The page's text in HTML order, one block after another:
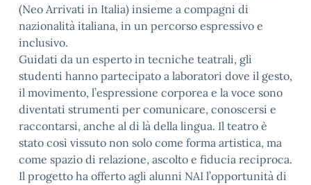
(Neo Arrivati in Italia) insieme a compagni di
nazionalità italiana, in un percorso espressivo e
inclusivo.
Guidati da un esperto in tecniche teatrali, gli
studenti hanno partecipato a laboratori dove il gesto,
il movimento, l’espressione corporea e la voce sono
diventati strumenti per comunicare, conoscersi e
raccontarsi, anche al di là della lingua. Il teatro è
stato così vissuto non solo come forma artistica, ma
come spazio di relazione, ascolto e fiducia reciproca.
Il progetto ha offerto agli alunni NAI l’opportunità di